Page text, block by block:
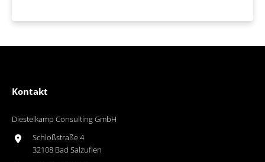
Kontakt
Diestelkamp Consulting GmbH
Schloßstraße 4
32108 Bad Salzuflen